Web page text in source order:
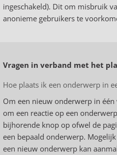
ingeschakeld). Dit om misbruik
anonieme gebruikers te
Vragen in verband met het
Hoe plaats ik een onderwerp in
Om een nieuw onderwerp in
om een reactie op een
bijhorende knop op ofwel de
een bepaald onderwerp.
een nieuw onderwerp kan